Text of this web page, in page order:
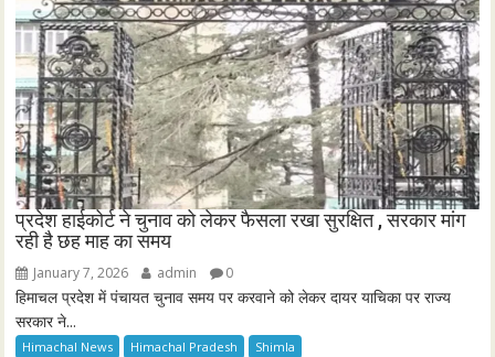
प्रदेश हाईकोर्ट ने चुनाव को लेकर फैसला रखा सुरक्षित , सरकार मांग
रही है छह माह का समय
January 7, 2026 admin 0
हिमाचल प्रदेश में पंचायत चुनाव समय पर करवाने को लेकर दायर याचिका पर राज्य
सरकार ने...
Himachal News Himachal Pradesh Shimla